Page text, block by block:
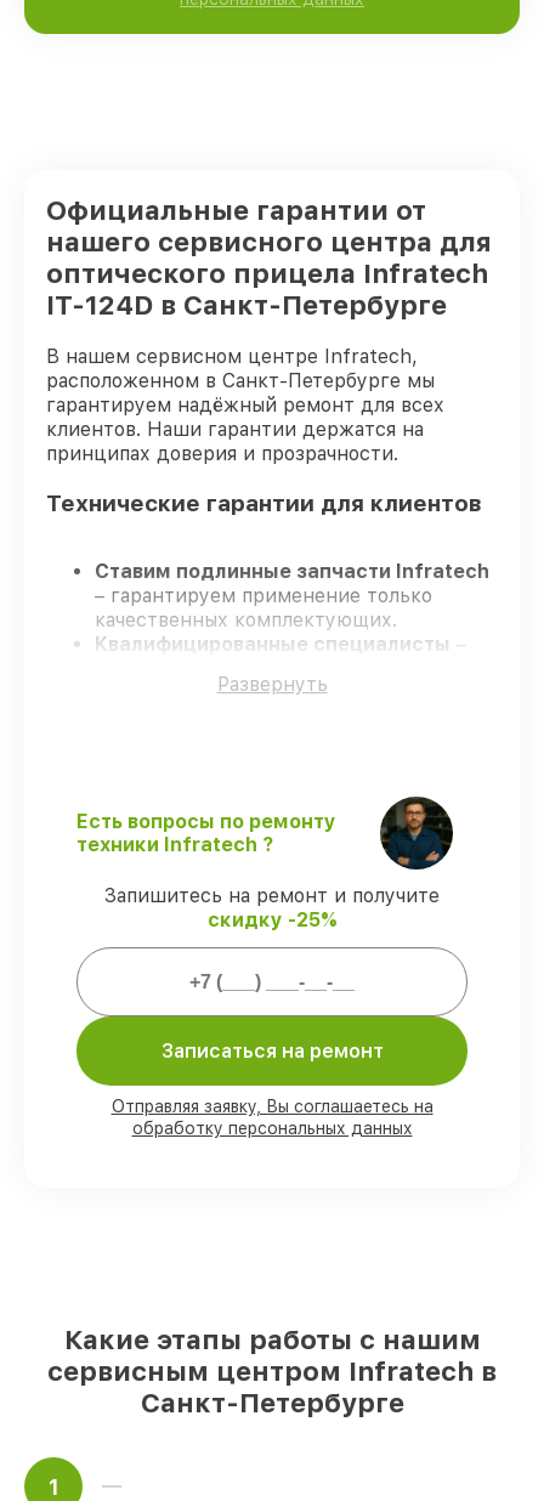
Официальные гарантии от
нашего сервисного центра для
оптического прицела Infratech
IT-124D в Санкт-Петербурге
В нашем сервисном центре Infratech,
расположенном в Санкт-Петербурге мы
гарантируем надёжный ремонт для всех
клиентов. Наши гарантии держатся на
принципах доверия и прозрачности.
Технические гарантии для клиентов
Ставим подлинные запчасти Infratech
– гарантируем применение только
качественных комплектующих.
Квалифицированные специалисты –
гарантирует качество выполняемых
Гарантийное сопровождение – все все
виды ремонта защищены официальной
Мы гарантируем:
ремонтов проводим в присутствии
клиента
деталей Infratech есть в наличии в
Петербурге, остальные доставляются
быстро
Развернуть
Есть вопросы по ремонту
техники Infratech ?
Запишитесь на ремонт и получите
скидку -25%
Записаться на ремонт
Отправляя заявку, Вы соглашаетесь на
обработку персональных данных
Какие этапы работы с нашим
сервисным центром Infratech в
Санкт-Петербурге
1